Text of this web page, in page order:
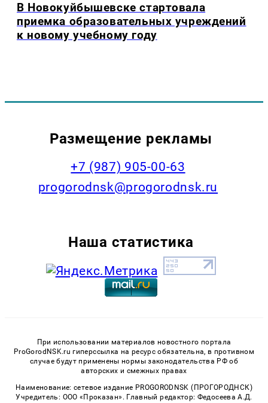
В Новокуйбышевске стартовала
приемка образовательных учреждений
к новому учебному году
Размещение рекламы
+7 (987) 905-00-63
progorodnsk@progorodnsk.ru
Наша статистика
При использовании материалов новостного портала
ProGorodNSK.ru гиперссылка на ресурс обязательна, в противном
случае будут применены нормы законодательства РФ об
авторских и смежных правах
Наименование: сетевое издание PROGORODNSK (ПРОГОРОДНСК)
Учредитель: ООО «Проказан». Главный редактор: Федосеева А.Д.